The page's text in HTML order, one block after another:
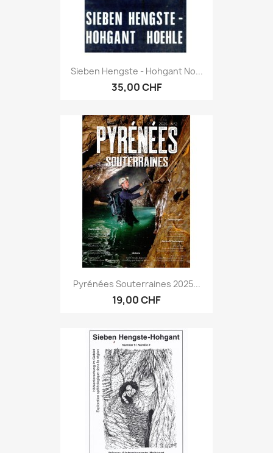
Sieben Hengste - Hohgant No...
35,00 CHF
Pyrénées Souterraines 2025...
19,00 CHF